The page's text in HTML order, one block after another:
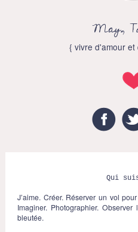
May,
{ vivre d'amour et
Qui
J’aime. Créer. Réserver un vol
Imaginer. Photographier.
bleutée.